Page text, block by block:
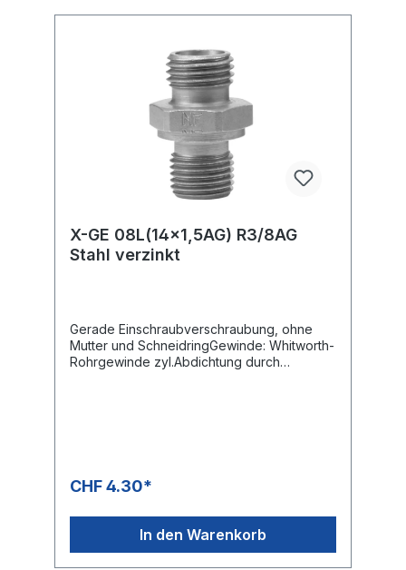
X-GE 08L(14x1,5AG) R3/8AG
Stahl verzinkt
Gerade Einschraubverschraubung, ohne
Mutter und SchneidringGewinde: Whitworth-
Rohrgewinde zyl.Abdichtung durch
CHF 4.30*
In den Warenkorb